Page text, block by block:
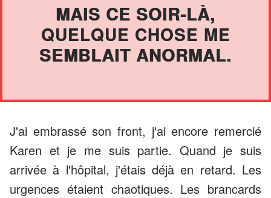
MAIS CE SOIR-LÀ,
QUELQUE CHOSE ME
SEMBLAIT ANORMAL.
J'ai embrassé son front, j'ai encore remercié
Karen et je me suis partie. Quand je suis
arrivée à l'hôpital, j'étais déjà en retard. Les
urgences étaient chaotiques. Les brancards